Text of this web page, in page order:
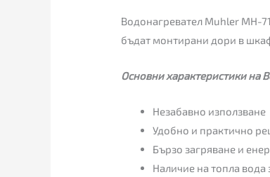
Водонагревател Muhler MH-
бъдат монтирани дори в
Основни характеристики на
Незабавно използване
Удобно и практично
Бързо загряване и
Наличие на топла вода